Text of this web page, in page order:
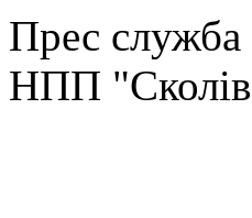
Прес служба
НПП